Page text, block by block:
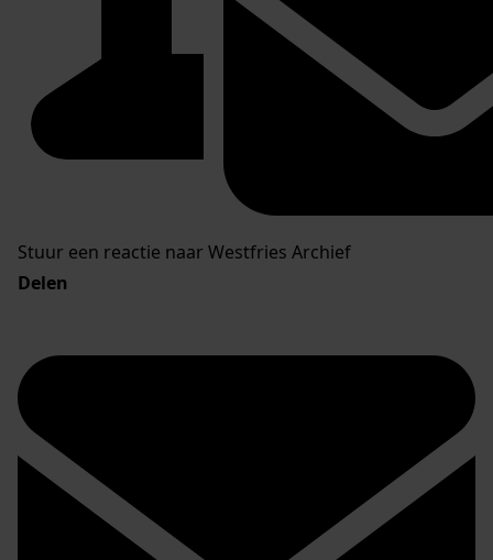
Stuur een reactie naar Westfries Archief
Delen